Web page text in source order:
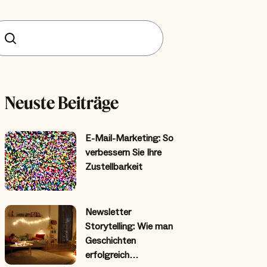
Neuste Beiträge
E-Mail-Marketing: So
verbessern Sie Ihre
Zustellbarkeit
Newsletter
Storytelling: Wie man
Geschichten
erfolgreich…